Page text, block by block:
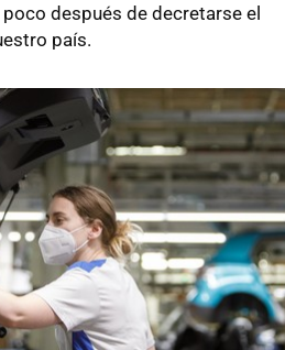
después de decretarse el
país.